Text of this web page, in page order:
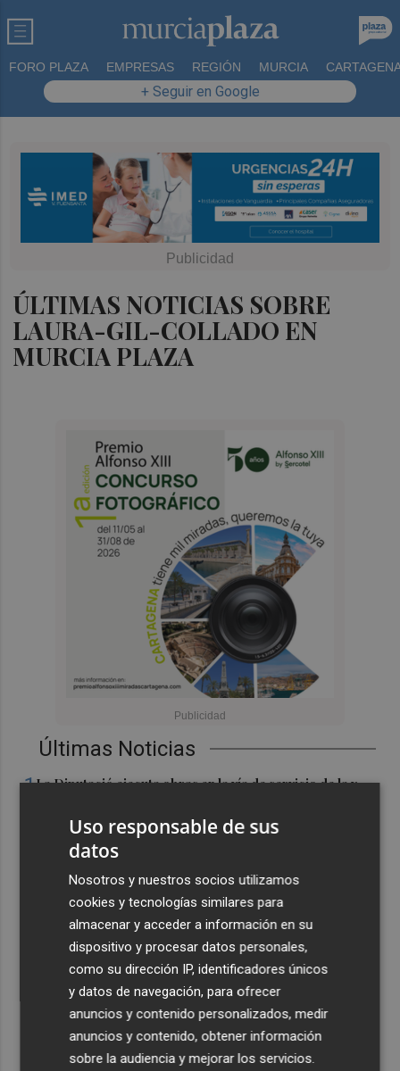
FORO PLAZA EMPRESAS REGIÓN MURCIA
+ Seguir en Google
ÚLTIMAS NOTICIAS SOBRE
LAURA-GIL-COLLADO EN
MURCIA PLAZA
Últimas Noticias
1La Diputació ejecuta obras en la vía de servicio de la v-
Shein sondea a inversores con una valoración inferior a
30.000 millones de dólares para su OPV, según FT
Florentino Pérez refuerza su posición como principal
accionista de ACS y eleva su participación al 15%
La Femp se coordina con los gobiernos locales para el
eclipse solar del 12 de agosto
El incendio del Cerro Maestre de Jumilla activa el Plan
Infomur en situación 1
Uso responsable de sus
datos
Nosotros y nuestros socios utilizamos
cookies y tecnologías similares para
almacenar y acceder a información en su
dispositivo y procesar datos personales,
como su dirección IP, identificadores únicos
y datos de navegación, para ofrecer
anuncios y contenido personalizados, medir
anuncios y contenido, obtener información
sobre la audiencia y mejorar los servicios.